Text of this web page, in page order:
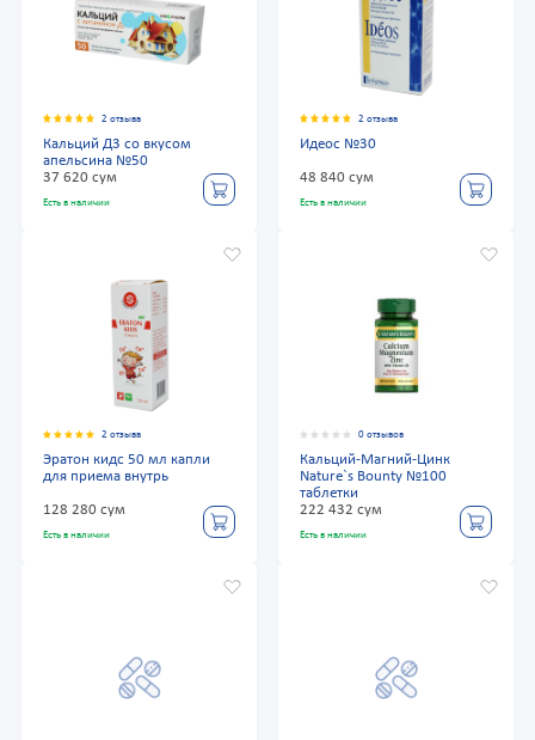
2 отзыва
Кальций Д3 со вкусом
апельсина №50
37 620 сум
Есть в наличии
2 отзыва
Идеос №30
48 840 сум
Есть в наличии
2 отзыва
Эратон кидс 50 мл капли
для приема внутрь
128 280 сум
Есть в наличии
0 отзывов
Кальций-Магний-Цинк
Nature`s Bounty №100
таблетки
222 432 сум
Есть в наличии